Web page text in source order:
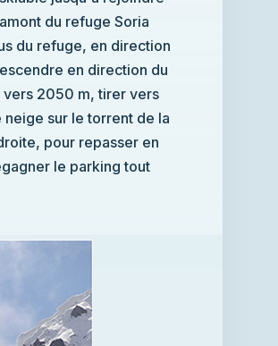
vers 2050 m, tirer vers
sur le torrent de la
pour repasser en
le parking tout